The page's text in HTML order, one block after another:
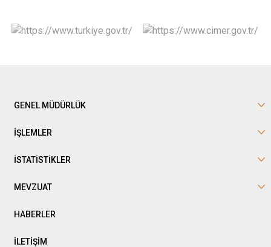
GENEL MÜDÜRLÜK
İŞLEMLER
İSTATİSTİKLER
MEVZUAT
HABERLER
İLETİŞİM